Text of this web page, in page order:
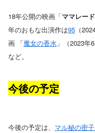
18年公開の映画「ママレー
年のおもな出演作は95 （
画 「魔女の香水 」（2023年6
など。
今後の予定
今後の予定は、 マル秘の密